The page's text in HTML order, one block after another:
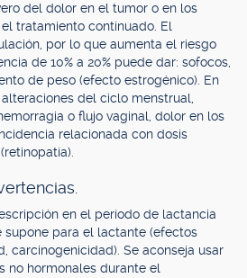
del dolor en el tumor o en los
tratamiento continuado. El
por lo que aumenta el riesgo
de 10% a 20% puede dar: sofocos,
de peso (efecto estrogénico). En
del ciclo menstrual,
o flujo vaginal, dolor en los
relacionada con dosis
en el período de lactancia
supone para el lactante (efectos
carcinogenicidad). Se aconseja usar
no hormonales durante el